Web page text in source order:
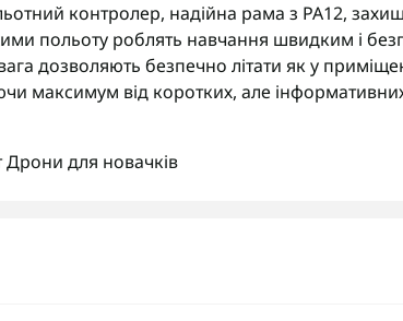
контролер, надійна рама з PA12,
польоту роблять навчання швидким і
дозволяють безпечно літати як у
максимум від коротких, але
Дрони для новачків